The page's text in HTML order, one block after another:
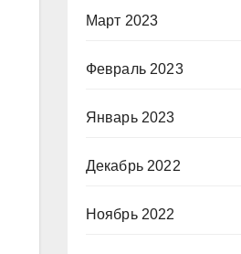
Март 2023
Февраль 2023
Январь 2023
Декабрь 2022
Ноябрь 2022